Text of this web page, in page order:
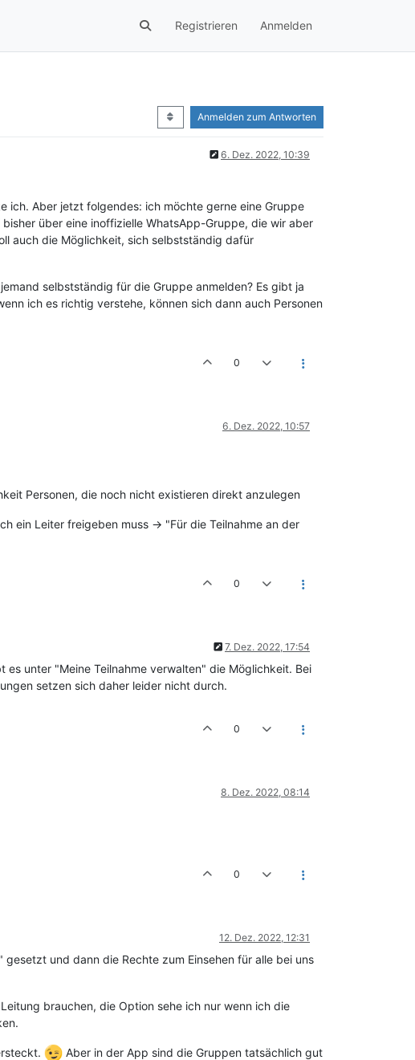
Registrieren Anmelden
Anmelden zum Antworten
6. Dez. 2022, 10:39
ich. Aber jetzt folgendes: ich möchte gerne eine Gruppe
über eine inoffizielle WhatsApp-Gruppe, die wir aber
auch die Möglichkeit, sich selbstständig dafür
selbstständig für die Gruppe anmelden? Es gibt ja
ich es richtig verstehe, können sich dann auch Personen
0
6. Dez. 2022, 10:57
Personen, die noch nicht existieren direkt anzulegen
ein Leiter freigeben muss -> "Für die Teilnahme an der
0
7. Dez. 2022, 17:54
unter "Meine Teilnahme verwalten" die Möglichkeit. Bei
setzen sich daher leider nicht durch.
0
8. Dez. 2022, 08:14
0
12. Dez. 2022, 12:31
und dann die Rechte zum Einsehen für alle bei uns
brauchen, die Option sehe ich nur wenn ich die
Aber in der App sind die Gruppen tatsächlich gut